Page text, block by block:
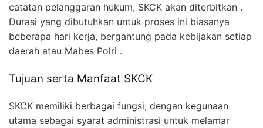
catatan pelanggaran hukum, SKCK akan diterbitkan .
Durasi yang dibutuhkan untuk proses ini biasanya
beberapa hari kerja, bergantung pada kebijakan setiap
daerah atau Mabes Polri .
Tujuan serta Manfaat SKCK
SKCK memiliki berbagai fungsi, dengan kegunaan
utama sebagai syarat administrasi untuk melamar